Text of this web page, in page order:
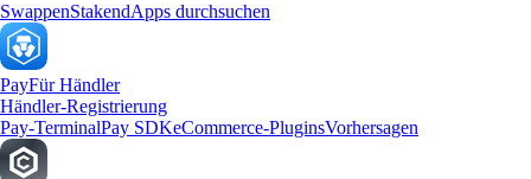
SwappenStakendApps durchsuchen
PayFür Händler
Händler-Registrierung
Pay-TerminalPay SDKeCommerce-PluginsVorhersagen